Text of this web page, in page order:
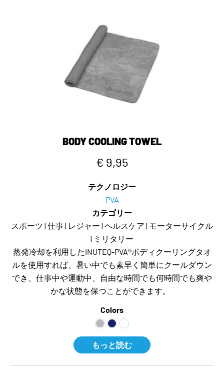
BODY COOLING TOWEL
€ 9,95
テクノロジー
PVA
カテゴリー
スポーツ | 仕事 | レジャー | ヘルスケア | モーターサイクル
| ミリタリー
蒸発冷却を利用したINUTEQ-PVA®ボディクーリングタオ
ルを使用すれば、暑い中でも素早く簡単にクールダウン
でき、仕事中や運動中、自由な時間でも何時間でも爽や
かな状態を保つことができます。
Colors
もっと読む